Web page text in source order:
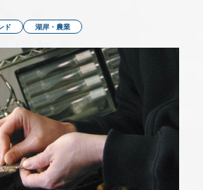
ド 湖岸・農業
ついて
員・旅行会社など)へ